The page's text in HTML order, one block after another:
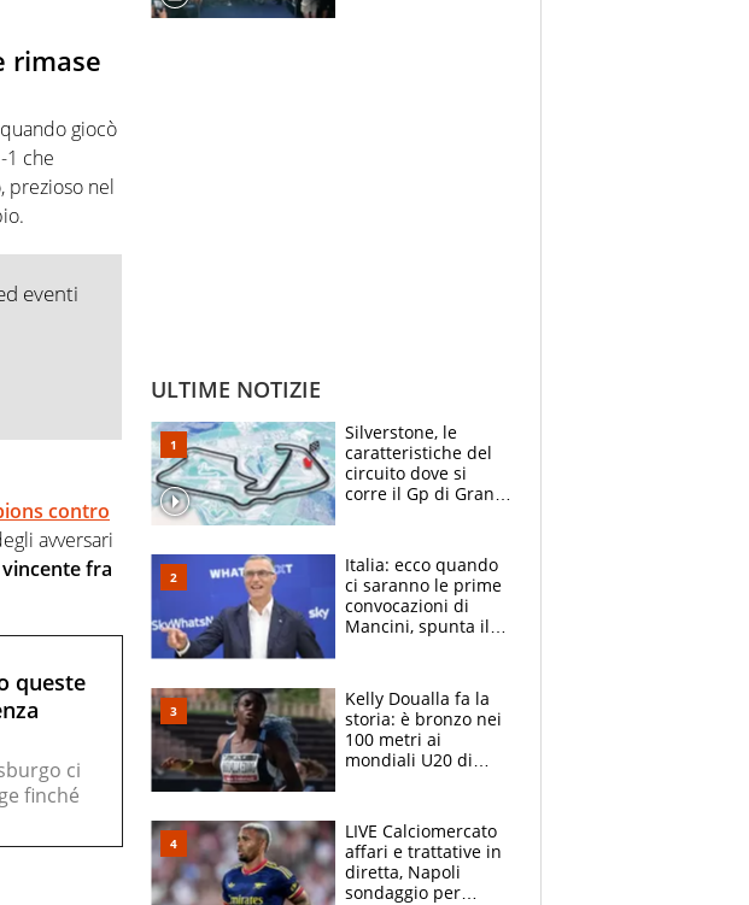
rimase
giocò
1 che
prezioso nel
eventi
contro
avversari
fra
queste
ci
finché
ULTIME NOTIZIE
Silverstone, le
caratteristiche del
circuito dove si
corre il Gp di Gran
Italia: ecco quando
ci saranno le prime
convocazioni di
Mancini, spunta il
Kelly Doualla fa la
storia: è bronzo nei
100 metri ai
mondiali U20 di
con una gran finale"
LIVE Calciomercato
affari e trattative in
diretta, Napoli
sondaggio per